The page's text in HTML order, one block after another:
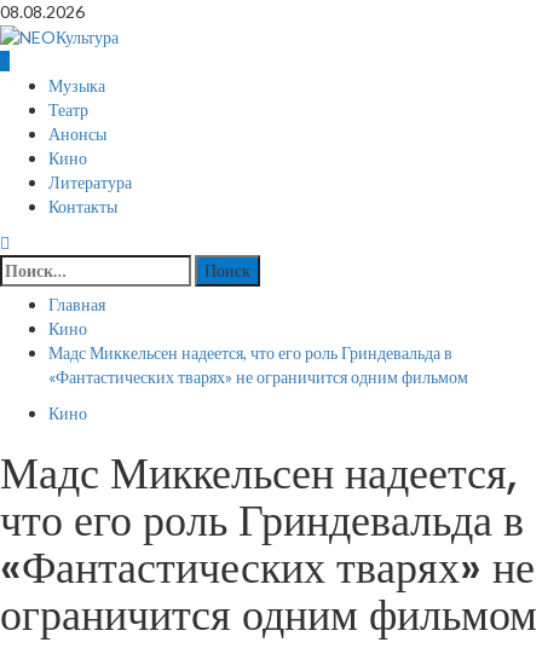
Перейти
к
содержимому
08.08.2026
Основное
меню
Музыка
Театр
Анонсы
Кино
Литература
Контакты
Найти:
Главная
Кино
Мадс Миккельсен надеется, что его роль Гриндевальда в
«Фантастических тварях» не ограничится одним фильмом
Кино
Мадс Миккельсен надеется,
что его роль Гриндевальда в
«Фантастических тварях» не
ограничится одним фильмом